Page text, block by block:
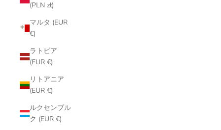
(PLN zł)
マルタ (EUR
€)
ラトビア
(EUR €)
リトアニア
(EUR €)
ルクセンブル
ク (EUR €)